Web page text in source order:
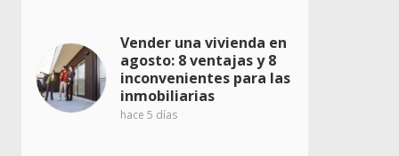
Vender una vivienda en
agosto: 8 ventajas y 8
inconvenientes para las
inmobiliarias
hace 5 días